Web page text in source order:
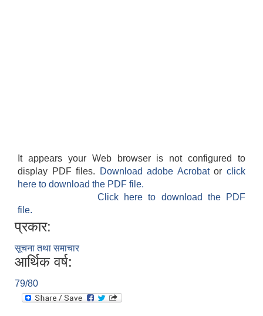
It appears your Web browser is not configured to
display PDF files.
Download adobe Acrobatorclick
here to download the PDF file.
Click here to download the PDF
file.
प्रकार:
सूचना तथा समाचार
आर्थिक वर्ष:
79/80